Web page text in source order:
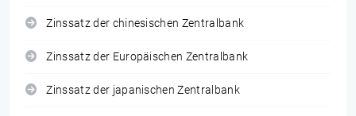
Zinssatz der chinesischen Zentralbank
Zinssatz der Europäischen Zentralbank
Zinssatz der japanischen Zentralbank